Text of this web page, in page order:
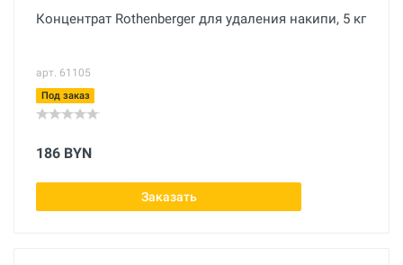
Концентрат Rothenberger для удаления накипи, 5 кг
арт. 61105
Под заказ
186 BYN
Заказать